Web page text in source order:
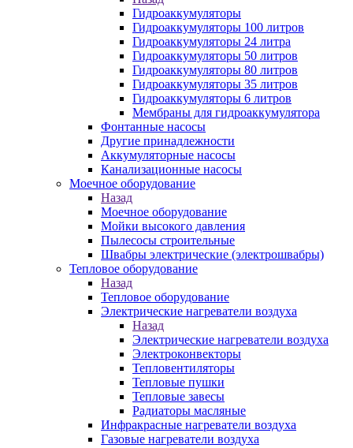
Гидроаккумуляторы
Гидроаккумуляторы 100 литров
Гидроаккумуляторы 24 литра
Гидроаккумуляторы 50 литров
Гидроаккумуляторы 80 литров
Гидроаккумуляторы 35 литров
Гидроаккумуляторы 6 литров
Мембраны для гидроаккумулятора
Фонтанные насосы
Другие принадлежности
Аккумуляторные насосы
Канализационные насосы
Моечное оборудование
Назад
Моечное оборудование
Мойки высокого давления
Пылесосы строительные
Швабры электрические (электрошвабры)
Тепловое оборудование
Назад
Тепловое оборудование
Электрические нагреватели воздуха
Назад
Электрические нагреватели воздуха
Электроконвекторы
Тепловентиляторы
Тепловые пушки
Тепловые завесы
Радиаторы масляные
Инфракрасные нагреватели воздуха
Газовые нагреватели воздуха